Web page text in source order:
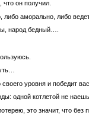
что он получил.
либо аморально, либо
народ бедный….
уровня и победит
одной котлетой не
это значит, что без